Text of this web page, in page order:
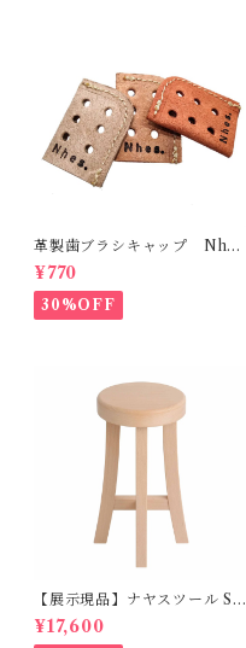
革製歯ブラシキャップ Nhe
s.
¥770
30%OFF
【展示現品】ナヤスツール S
GREENHOLT
¥17,600